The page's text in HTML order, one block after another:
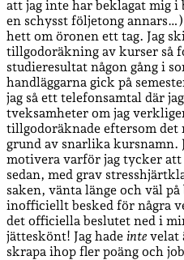
att jag inte har beklagat mig
en schysst följetong
hett om öronen ett tag. Jag
tillgodoräkning av kurser så
studieresultat någon gång i
handläggarna gick på
jag så ett telefonsamtal där
tveksamheter om jag
tillgodoräknade eftersom det
grund av snarlika kursnamn.
motivera varför jag tycker att
sedan, med grav
saken, vänta länge och väl
inofficiellt besked för några
det officiella beslutet ned i
jätteskönt! Jag hade inte velat
skrapa ihop fler poäng och